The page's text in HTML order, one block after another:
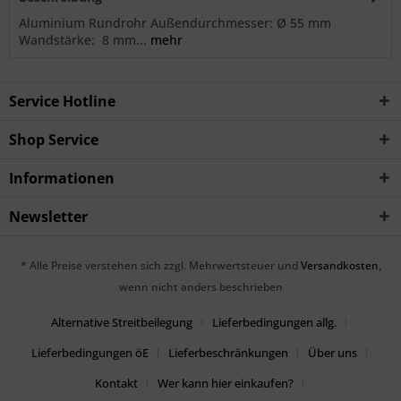
Aluminium Rundrohr Außendurchmesser: Ø 55 mm
Wandstärke: 8 mm... mehr
Service Hotline
Shop Service
Informationen
Newsletter
* Alle Preise verstehen sich zzgl. Mehrwertsteuer und Versandkosten,
wenn nicht anders beschrieben
Alternative Streitbeilegung
Lieferbedingungen allg.
Lieferbedingungen öE
Lieferbeschränkungen
Über uns
Kontakt
Wer kann hier einkaufen?